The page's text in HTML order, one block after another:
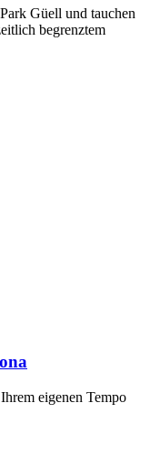
Güell und tauchen
begrenztem
eigenen Tempo